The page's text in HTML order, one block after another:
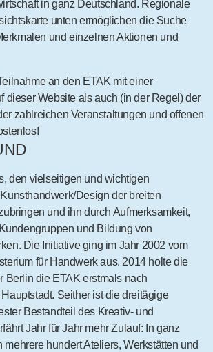
in ganz Deutschland. Regionale
unten ermöglichen die Suche
und einzelnen Aktionen und
an den ETAK mit einer
dieser Website als auch (in der Regel) der
zahlreichen Veranstaltungen und offenen
!
den vielseitigen und wichtigen
Kunsthandwerk/Design der breiten
und ihn durch Aufmerksamkeit,
Kundengruppen und Bildung von
Die Initiative ging im Jahr 2002 vom
für Handwerk aus. 2014 holte die
Berlin die ETAK erstmals nach
Seither ist die dreitägige
Bestandteil des Kreativ- und
Jahr für Jahr mehr Zulauf: In ganz
mehrere hundert Ateliers, Werkstätten und